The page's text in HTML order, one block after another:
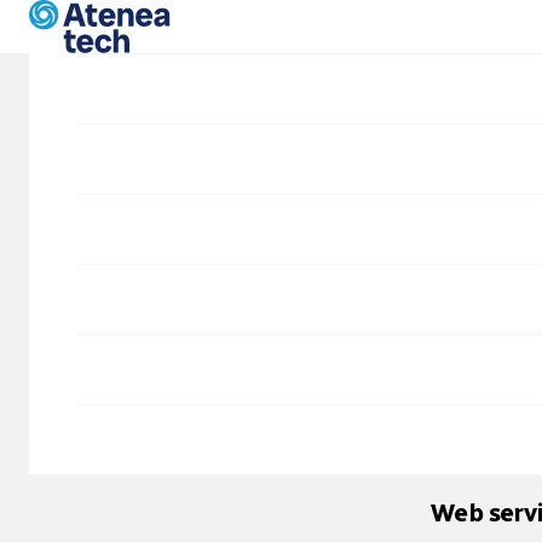
Pasar al contenido principal
En el
Internet
Web